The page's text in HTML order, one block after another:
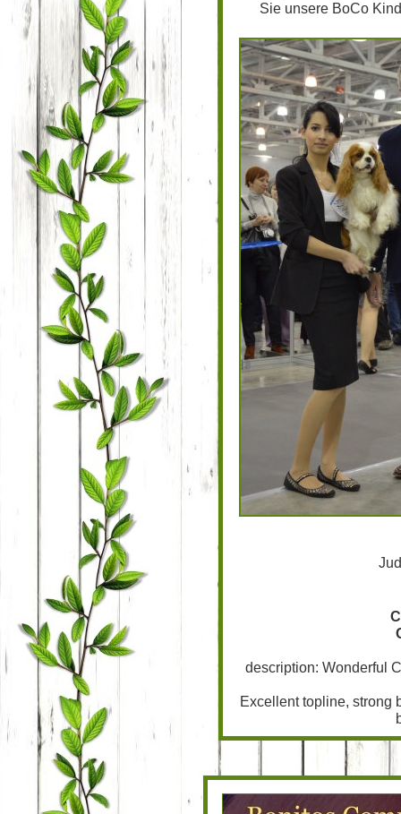
Sie unsere BoCo
description: Wonderful
Excellent topline, strong